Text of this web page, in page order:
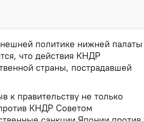
политике нижней палаты
что действия КНДР
страны, пострадавшей
к правительству не только
КНДР Советом